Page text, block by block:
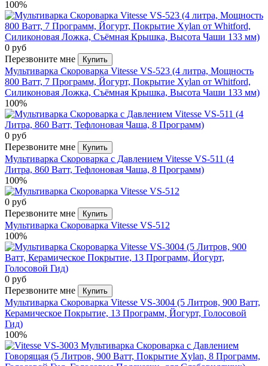
100%
0 руб
Перезвоните мне
Купить
Мультиварка Скороварка Vitesse VS-523 (4 литра, Мощность
800 Ватт, 7 Программ, Йогурт, Покрытие Xylan от Whitford,
Силиконовая Ложка, Съёмная Крышка, Высота Чаши 133 мм)
100%
0 руб
Перезвоните мне
Купить
Мультиварка Скороварка с Давлением Vitesse VS-511 (4
Литра, 860 Ватт, Тефлоновая Чаша, 8 Программ)
100%
0 руб
Перезвоните мне
Купить
Мультиварка Скороварка Vitesse VS-512
100%
0 руб
Перезвоните мне
Купить
Мультиварка Скороварка Vitesse VS-3004 (5 Литров, 900 Ватт,
Керамическое Покрытие, 13 Программ, Йогурт, Голосовой
Гид)
100%